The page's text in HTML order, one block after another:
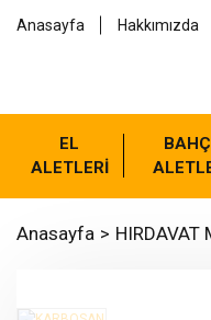
Anasayfa Hakkımızda
EL
ALETLERİ
Anasayfa HIRDAVAT